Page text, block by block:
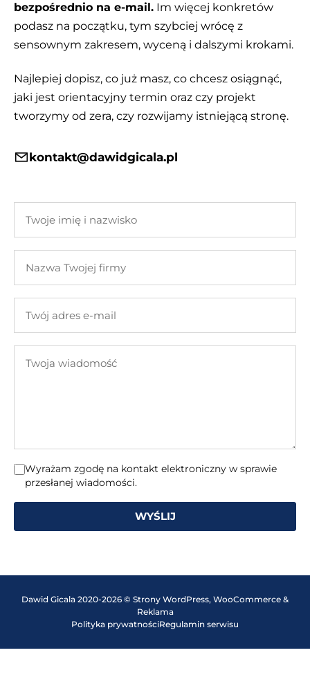
bezpośrednio na e-mail. Im więcej konkretów
podasz na początku, tym szybciej wrócę z
sensownym zakresem, wyceną i dalszymi krokami.
Najlepiej dopisz, co już masz, co chcesz osiągnąć,
jaki jest orientacyjny termin oraz czy projekt
tworzymy od zera, czy rozwijamy istniejącą stronę.
kontakt@dawidgicala.pl
imię
nazwisko
Twojej
adres
mail
wiadomość
Wyrażam zgodę na kontakt elektroniczny w sprawie
przesłanej wiadomości.
WYŚLIJ
Dawid Gicala 2020-2026 © Strony WordPress, WooCommerce &
Reklama
Polityka prywatnościRegulamin serwisu